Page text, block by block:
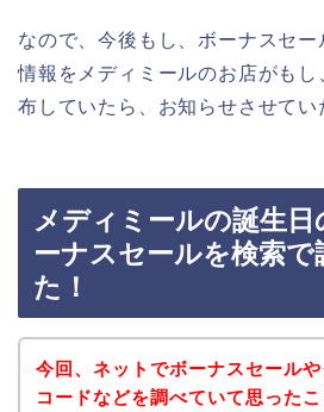
なので、今後もし、ボーナスセ
情報をメディミールのお店がも
布していたら、お知らせさせてい
メディミールの誕生日
ーナスセールを検索で
た！
今回、ネットでボーナスセール
コードなどを調べていて思った